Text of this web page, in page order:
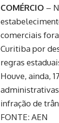
COMÉRCIO –
comerciais
Curitiba por
regras
Houve, ainda,
infração de
FONTE: AEN